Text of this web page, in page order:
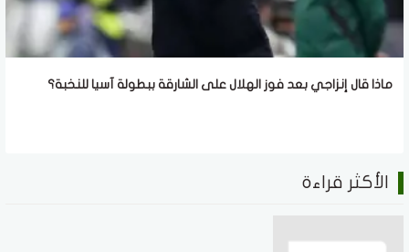
ماذا قال إنزاجي بعد فوز الهلال على الشارقة ببطولة آسيا للنخبة؟
الأكثر قراءة